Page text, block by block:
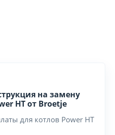
на замену
HT от Broetje
для котлов Power HT